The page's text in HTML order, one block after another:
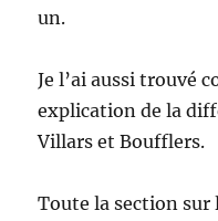
un.
Je l’ai aussi trouvé
explication de la
Villars et Boufflers.
Toute la section sur